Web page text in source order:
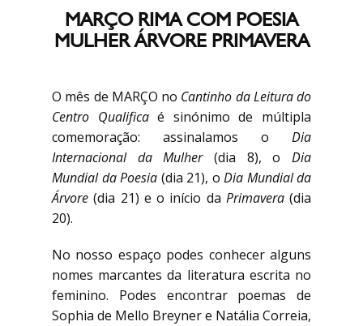
MARÇO RIMA COM POESIA
MULHER ÁRVORE PRIMAVERA
O mês de MARÇO no Cantinho da Leitura do
Centro Qualificaé sinónimo de múltipla
comemoração: assinalamos o Dia
Internacional da Mulher(dia 8), oDia
Mundial da Poesia (dia 21), o Dia Mundial da
Árvore (dia 21) e o início da Primavera(dia
20).
No nosso espaço podes conhecer alguns
nomes marcantes da literatura escrita no
feminino. Podes encontrar poemas de
Sophia de Mello Breyner e Natália Correia,